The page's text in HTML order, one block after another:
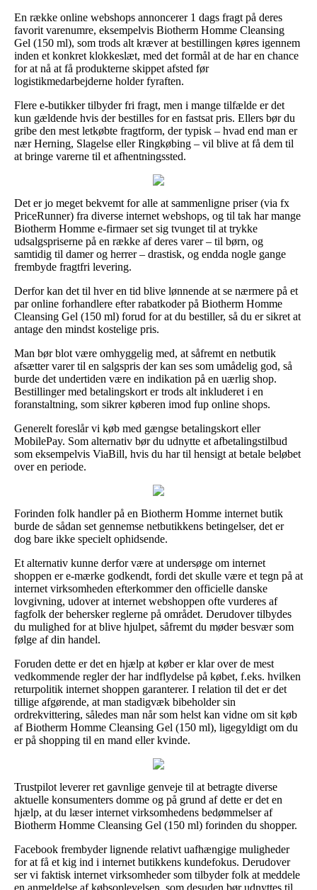
En række online webshops annoncerer 1 dags fragt på deres
favorit varenumre, eksempelvis Biotherm Homme Cleansing
Gel (150 ml), som trods alt kræver at bestillingen køres igennem
inden et konkret klokkeslæt, med det formål at de har en chance
for at nå at få produkterne skippet afsted før
logistikmedarbejderne holder fyraften.
Flere e-butikker tilbyder fri fragt, men i mange tilfælde er det
kun gældende hvis der bestilles for en fastsat pris. Ellers bør du
gribe den mest letkøbte fragtform, der typisk – hvad end man er
nær Herning, Slagelse eller Ringkøbing – vil blive at få dem til
at bringe varerne til et afhentningssted.
Det er jo meget bekvemt for alle at sammenligne priser (via fx
PriceRunner) fra diverse internet webshops, og til tak har mange
Biotherm Homme e-firmaer set sig tvunget til at trykke
udsalgspriserne på en række af deres varer – til børn, og
samtidig til damer og herrer – drastisk, og endda nogle gange
frembyde fragtfri levering.
Derfor kan det til hver en tid blive lønnende at se nærmere på et
par online forhandlere efter rabatkoder på Biotherm Homme
Cleansing Gel (150 ml) forud for at du bestiller, så du er sikret at
antage den mindst kostelige pris.
Man bør blot være omhyggelig med, at såfremt en netbutik
afsætter varer til en salgspris der kan ses som umådelig god, så
burde det undertiden være en indikation på en uærlig shop.
Bestillinger med betalingskort er trods alt inkluderet i en
foranstaltning, som sikrer køberen imod fup online shops.
Generelt foreslår vi køb med gængse betalingskort eller
MobilePay. Som alternativ bør du udnytte et afbetalingstilbud
som eksempelvis ViaBill, hvis du har til hensigt at betale beløbet
over en periode.
Forinden folk handler på en Biotherm Homme internet butik
burde de sådan set gennemse netbutikkens betingelser, det er
dog bare ikke specielt ophidsende.
Et alternativ kunne derfor være at undersøge om internet
shoppen er e-mærke godkendt, fordi det skulle være et tegn på at
internet virksomheden efterkommer den officielle danske
lovgivning, udover at internet webshoppen ofte vurderes af
fagfolk der behersker reglerne på området. Derudover tilbydes
du mulighed for at blive hjulpet, såfremt du møder besvær som
følge af din handel.
Foruden dette er det en hjælp at køber er klar over de mest
vedkommende regler der har indflydelse på købet, f.eks. hvilken
returpolitik internet shoppen garanterer. I relation til det er det
tillige afgørende, at man stadigvæk bibeholder sin
ordrekvittering, således man når som helst kan vidne om sit køb
af Biotherm Homme Cleansing Gel (150 ml), ligegyldigt om du
er på shopping til en mand eller kvinde.
Trustpilot leverer ret gavnlige genveje til at betragte diverse
aktuelle konsumenters domme og på grund af dette er det en
hjælp, at du læser internet virksomhedens bedømmelser af
Biotherm Homme Cleansing Gel (150 ml) forinden du shopper.
Facebook frembyder lignende relativt uafhængige muligheder
for at få et kig ind i internet butikkens kundefokus. Derudover
ser vi faktisk internet virksomheder som tilbyder folk at meddele
en anmeldelse af købsoplevelsen, som desuden bør udnyttes til